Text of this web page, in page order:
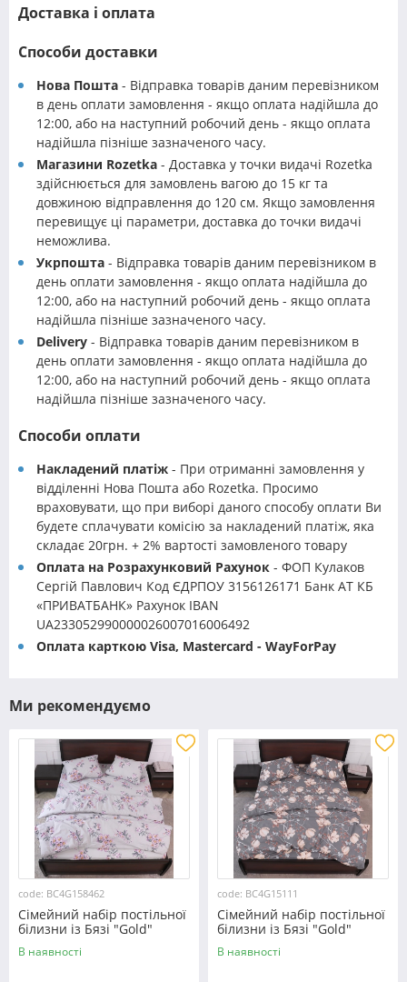
Доставка і оплата
Способи доставки
Нова Пошта - Відправка товарів даним перевізником
в день оплати замовлення - якщо оплата надійшла до
12:00, або на наступний робочий день - якщо оплата
надійшла пізніше зазначеного часу.
Магазини Rozetka - Доставка у точки видачі Rozetka
здійснюється для замовлень вагою до 15 кг та
довжиною відправлення до 120 см. Якщо замовлення
перевищує ці параметри, доставка до точки видачі
неможлива.
Укрпошта - Відправка товарів даним перевізником в
день оплати замовлення - якщо оплата надійшла до
12:00, або на наступний робочий день - якщо оплата
надійшла пізніше зазначеного часу.
Delivery - Відправка товарів даним перевізником в
день оплати замовлення - якщо оплата надійшла до
12:00, або на наступний робочий день - якщо оплата
надійшла пізніше зазначеного часу.
Способи оплати
Накладений платіж - При отриманні замовлення у
відділенні Нова Пошта або Rozetka. Просимо
враховувати, що при виборі даного способу оплати Ви
будете сплачувати комісію за накладений платіж, яка
складає 20грн. + 2% вартості замовленого товару
Оплата на Розрахунковий Рахунок - ФОП Кулаков
Сергій Павлович Код ЄДРПОУ 3156126171 Банк АТ КБ
«ПРИВАТБАНК» Рахунок IBAN
UA233052990000026007016006492
Оплата карткою Visa, Mastercard - WayForPay
Ми рекомендуємо
code: BC4G158462
Сімейний набір постільної
білизни із Бязі "Gold"
№158462 Черешенька™
В наявності
code: BC4G15111
Сімейний набір постільної
білизни із Бязі "Gold"
№15111 Черешенька™
В наявності